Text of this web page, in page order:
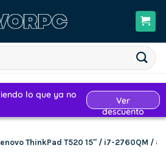
ThinkPad T520 15″ / i7-2760QM /